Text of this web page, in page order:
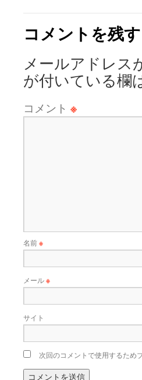
コメントを残す
メールアドレス
が付いている欄
コメント ※
名前※
メール※
サイト
次回のコメントで使用するため